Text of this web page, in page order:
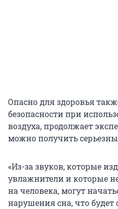
Опасно для здоровья
безопасности при
воздуха, продолжает
можно получить
«Из-за звуков, которые
увлажнители и которые
на человека, могут
нарушения сна, что будет